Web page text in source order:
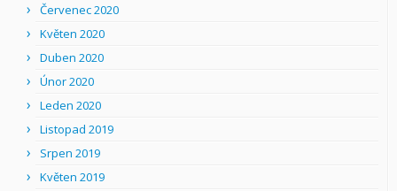
Červenec 2020
Květen 2020
Duben 2020
Únor 2020
Leden 2020
Listopad 2019
Srpen 2019
Květen 2019